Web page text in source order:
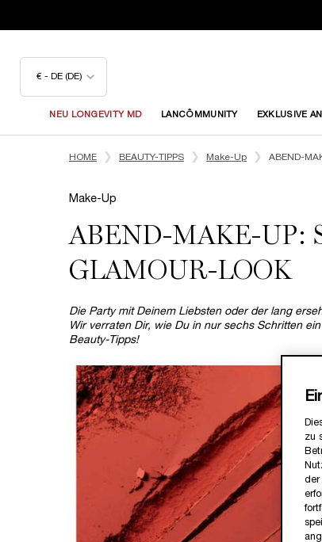
€ - DE (DE)
NEU LONGEVITY MD LANCÔMMUNITY EXKLUSIVE
HOME
BEAUTY-TIPPS Make-Up ABEND-
Make-Up
ABEND-MAKE-UP:
GLAMOUR-LOOK
Die Party mit Deinem Liebsten oder der lang
Wir verraten Dir, wie Du in nur sechs Schritten
Beauty-Tipps!
zu
der